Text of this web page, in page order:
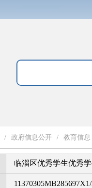
/ 政府信息公开 / 教育信息
临淄区优秀学生优秀